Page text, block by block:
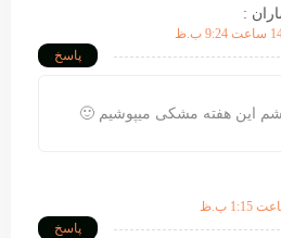
:
پاسخ
این هفته مشکی میپوشیم 🙂
پاسخ